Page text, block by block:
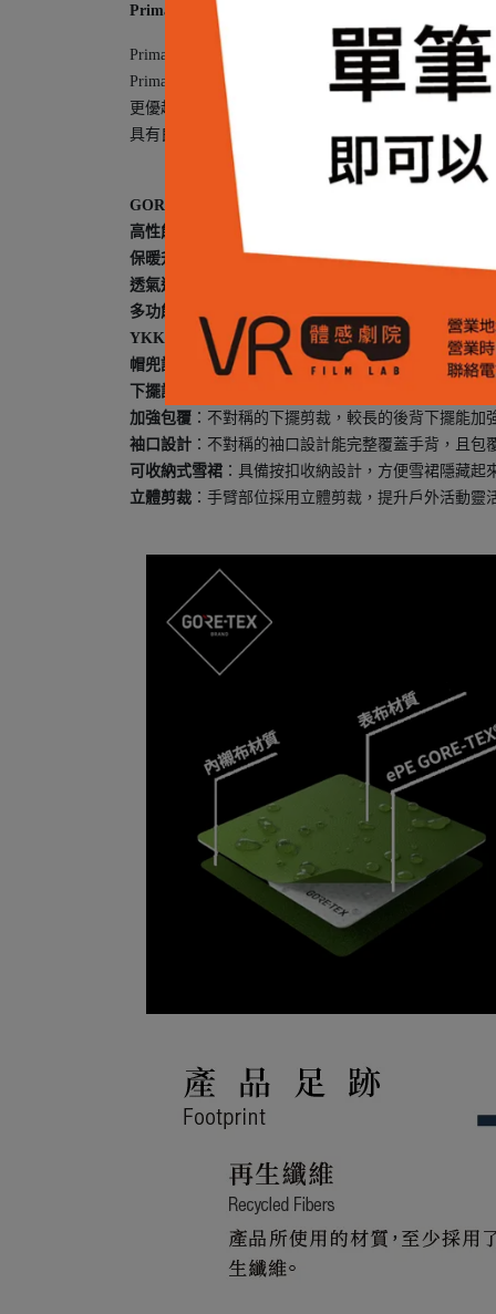
PrimaLoft Silver 材質特性
PrimaLoft® 是專利的微纖維技術，能提供卓越的保
PrimaLoft® 材質非常輕巧，具備高壓縮性，方便收納
更優越的保暖性，比一般保暖材質在乾燥時提升
具有良好的防潑水性，比一般保暖材質吸收的水分少
GORE-TEX® 布料
高性能技術
：採用全球領先的 GORE-TEX® 技術，
保暖升級
：內裡填充使用高品質再生 PrimaLoft
透氣通風
多功能口袋
：一個鑰匙卡/無線電拉鏈口袋、胸前拉
YKK® 防水拉鍊：提供更全面的防水防護
帽兜設計
：可單手調節的帽兜設計，不影響安全頭盔
下擺設計
加強包覆 ：不對稱的下擺剪裁，較長的後背下擺能加
袖口設計 ：不對稱的袖口設計能完整覆蓋手背，且
可收納式雪裙 ：具備按扣收納設計，方便雪裙隱藏起
立體剪裁 ：手臂部位採用立體剪裁，提升戶外活動靈